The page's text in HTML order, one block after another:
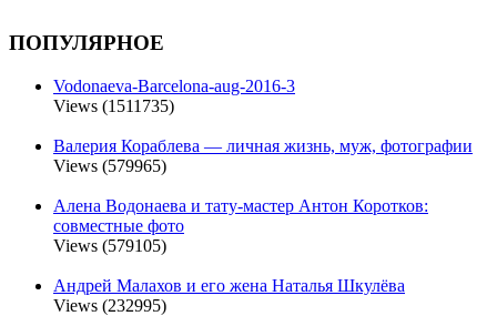
ПОПУЛЯРНОЕ
Vodonaeva-Barcelona-aug-2016-3
Views (1511735)
Валерия Кораблева — личная жизнь, муж, фотографии
Views (579965)
Алена Водонаева и тату-мастер Антон Коротков:
совместные фото
Views (579105)
Андрей Малахов и его жена Наталья Шкулёва
Views (232995)